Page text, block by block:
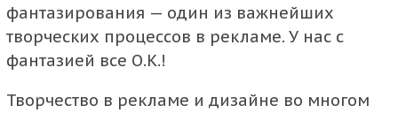
фантазирования — один из важнейших
творческих процессов в рекламе. У нас с
фантазией все О.К.!
Творчество в рекламе и дизайне во многом